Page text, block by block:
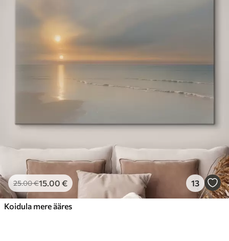
25.00€15.00 € 13
Koidula mere ääres